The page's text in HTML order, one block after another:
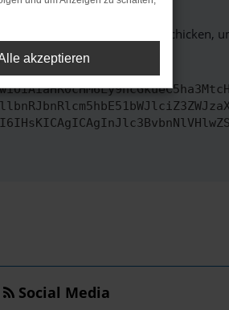
Du kannst uns diesen Text schicken,
Social Media
akzeptieren